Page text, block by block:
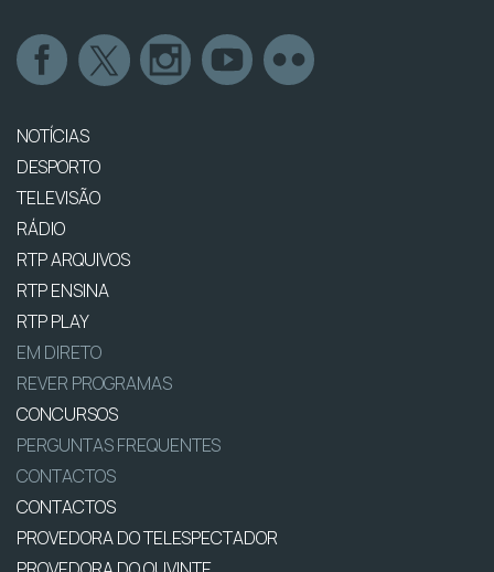
NOTÍCIAS
DESPORTO
TELEVISÃO
RÁDIO
RTP ARQUIVOS
RTP ENSINA
RTP PLAY
EM DIRETO
REVER PROGRAMAS
CONCURSOS
PERGUNTAS FREQUENTES
CONTACTOS
CONTACTOS
PROVEDORA DO TELESPECTADOR